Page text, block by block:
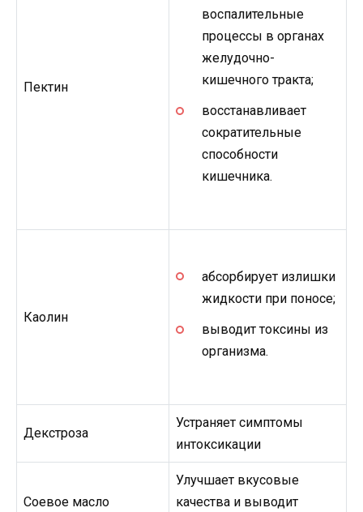
Пектин
воспалительные
процессы в органах
желудочно-
кишечного тракта;
восстанавливает
сократительные
способности
кишечника.
Каолин
абсорбирует излишки
жидкости при поносе;
выводит токсины из
организма.
Декстроза
Устраняет симптомы
интоксикации
Соевое масло
Улучшает вкусовые
качества и выводит